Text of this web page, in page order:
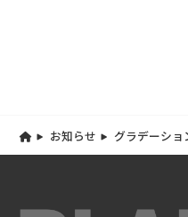
お知らせ
グラデーシ
キ